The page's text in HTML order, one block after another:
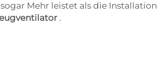
Mehr leistet als die Installation
.